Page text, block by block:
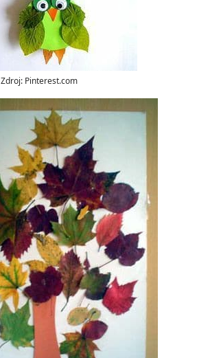
Zdroj: Pinterest.com